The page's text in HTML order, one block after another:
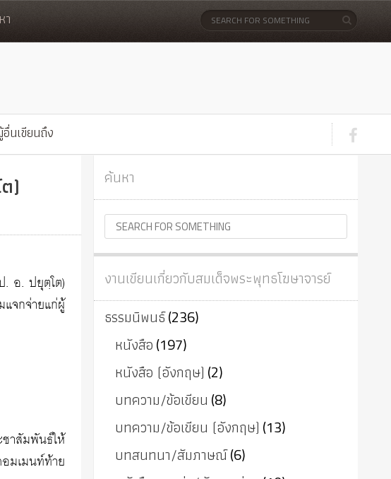
า
นเขียนถึง
)
. อ. ปยุตฺโต)
จกจ่ายแก่ผู้
าสัมพันธ์ให้
มเมนท์ท้าย
ค้นหา
งานเขียนเกี่ยวกับสมเด็จพระพุทธโฆษาจารย์
ธรรมนิพนธ์(236)
หนังสือ(197)
หนังสือ (อังกฤษ) (2)
บทความ/ข้อเขียน (8)
บทความ/ข้อเขียน (อังกฤษ) (13)
บทสนทนา/สัมภาษณ์(6)